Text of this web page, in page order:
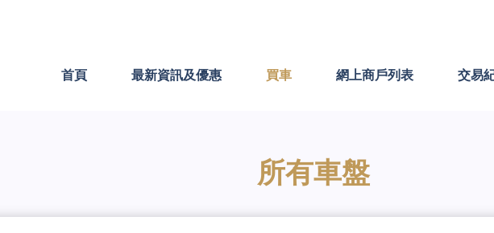
首頁 最新資訊及優惠 買車 網上商戶列表 交易
所有車盤